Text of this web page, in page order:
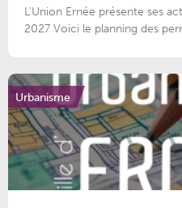
L'Union Ernée présente ses
2027 Voici le planning des
Urbanisme